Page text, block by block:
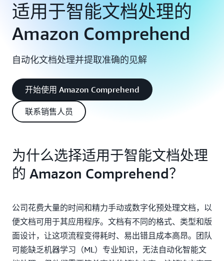
客户
资源
适用于智能文档处理的
Amazon Comprehend
自动化文档处理并提取准确的见解
开始使用 Amazon Comprehend
联系销售人员
为什么选择适用于智能文档处理
的 Amazon Comprehend？
公司花费大量的时间和精力手动或数字化预处理文档，以
便文档可用于其应用程序。文档有不同的格式、类型和版
面设计，让这项流程变得耗时、易出错且成本高昂。团队
可能缺乏机器学习（ML）专业知识，无法自动化智能文